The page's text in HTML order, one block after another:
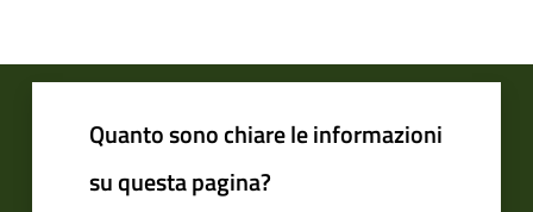
Quanto sono chiare le informazioni
su questa pagina?